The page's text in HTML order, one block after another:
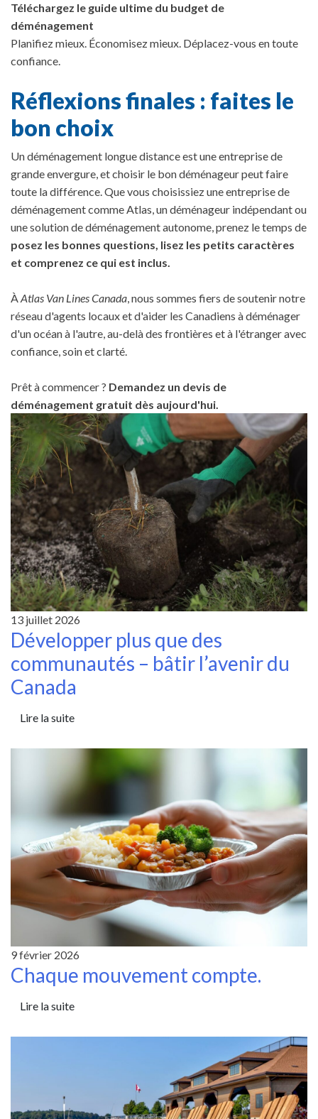
Téléchargez le guide ultime du budget de
déménagement
Planifiez mieux. Économisez mieux. Déplacez-vous en toute
confiance.
Réflexions finales : faites le
bon choix
Un déménagement longue distance est une entreprise de
grande envergure, et choisir le bon déménageur peut faire
toute la différence. Que vous choisissiez une entreprise de
déménagement comme Atlas, un déménageur indépendant ou
une solution de déménagement autonome, prenez le temps de
posez les bonnes questions, lisez les petits caractères
et comprenez ce qui est inclus.
ÀAtlas Van Lines Canada, nous sommes fiers de soutenir notre
réseau d'agents locaux et d'aider les Canadiens à déménager
d'un océan à l'autre, au-delà des frontières et à l'étranger avec
confiance, soin et clarté.
Prêt à commencer ? Demandez un devis de
déménagement gratuit dès aujourd'hui.
13 juillet 2026
Développer plus que des
communautés – bâtir l’avenir du
Canada
Lire la suite
9 février 2026
Chaque mouvement compte.
Lire la suite